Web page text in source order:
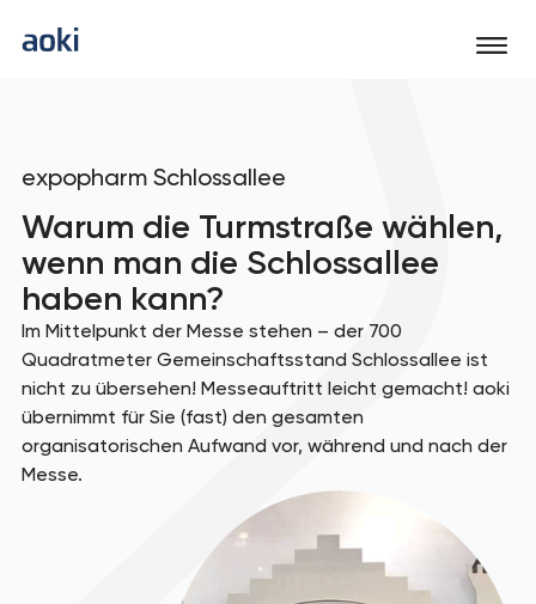
expopharm Schlossallee
Warum die Turmstraße wählen,
wenn man die Schlossallee
haben kann?
Im Mittelpunkt der Messe stehen – der 700
Quadratmeter Gemeinschaftsstand Schlossallee ist
nicht zu übersehen! Messeauftritt leicht gemacht! aoki
übernimmt für Sie (fast) den gesamten
organisatorischen Aufwand vor, während und nach der
Messe.